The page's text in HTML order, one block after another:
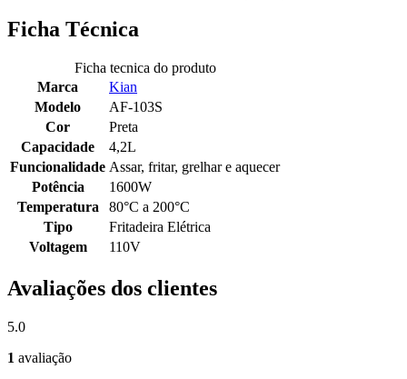
Ficha Técnica
Ficha tecnica do produto
Marca
Kian
Modelo
AF-103S
Cor
Preta
Capacidade
4,2L
Funcionalidade Assar, fritar, grelhar e aquecer
Potência
1600W
Temperatura
80°C a 200°C
Tipo
Fritadeira Elétrica
Voltagem
110V
Avaliações dos clientes
5.0
1 avaliação